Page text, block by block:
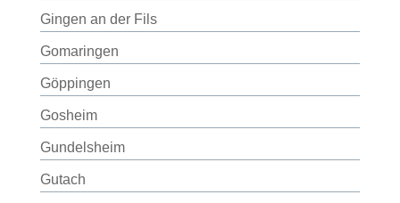
Gingen an der Fils
Gomaringen
Göppingen
Gosheim
Gundelsheim
Gutach